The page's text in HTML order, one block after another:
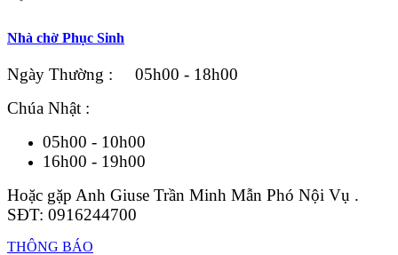
Nhà chờ Phục Sinh
Ngày Thường : 05h00 - 18h00
Chúa Nhật :
05h00 - 10h00
16h00 - 19h00
Hoặc gặp Anh Giuse Trần Minh Mẫn Phó Nội Vụ .
SĐT: 0916244700
THÔNG BÁO